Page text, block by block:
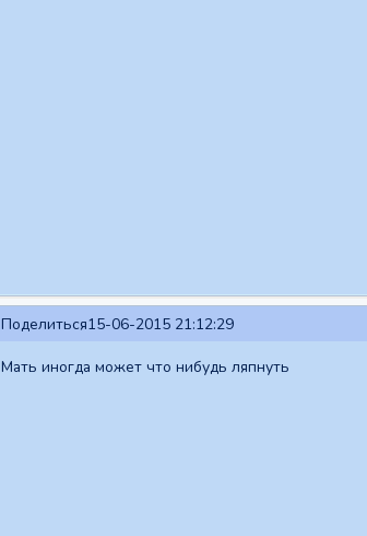
Поделиться15-06-2015 21:12:29
Мать иногда может что нибудь ляпнуть